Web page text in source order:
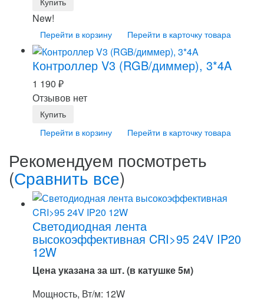
New!
Перейти в корзину Перейти в карточку товара
Контроллер V3 (RGB/диммер), 3*4A
1 190 ₽
Отзывов нет
Перейти в корзину Перейти в карточку товара
Рекомендуем посмотреть
(Сравнить все)
Светодиодная лента
высокоэффективная CRI>95 24V IP20
12W
Цена указана за шт. (в катушке 5м)
Мощность, Вт/м: 12W